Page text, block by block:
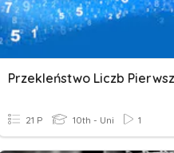
Przekleństwo Liczb
21 P 10th - Uni 1